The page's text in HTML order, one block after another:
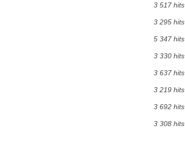
3 517 hits
3 295 hits
5 347 hits
3 330 hits
3 637 hits
3 219 hits
3 692 hits
3 308 hits